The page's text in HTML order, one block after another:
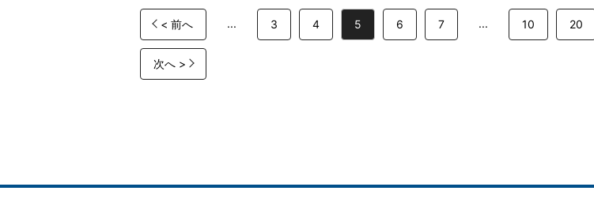
< 前へ ... 3 4 5 6 7 ... 10 20
次へ >